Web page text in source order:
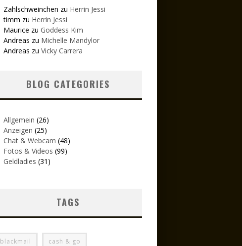
Zahlschweinchen zu Herrin Jessi
timm zu Herrin Jessi
Maurice zu Goddess Kim
Andreas zu Michelle Mandylor
Andreas zu Vicky Carrera
BLOG CATEGORIES
Allgemein (26)
Anzeigen (25)
Chat & Webcam (48)
Fotos & Videos (99)
Geldladies (31)
TAGS
blackmail cash & go